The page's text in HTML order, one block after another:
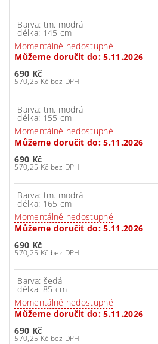
Barva: tm. modrá
délka: 145 cm
Momentálně nedostupné
Můžeme doručit do: 5.11.2026
690 Kč
570,25 Kč bez DPH
Barva: tm. modrá
délka: 155 cm
Momentálně nedostupné
Můžeme doručit do: 5.11.2026
690 Kč
570,25 Kč bez DPH
Barva: tm. modrá
délka: 165 cm
Momentálně nedostupné
Můžeme doručit do: 5.11.2026
690 Kč
570,25 Kč bez DPH
Barva: šedá
délka: 85 cm
Momentálně nedostupné
Můžeme doručit do: 5.11.2026
690 Kč
570,25 Kč bez DPH